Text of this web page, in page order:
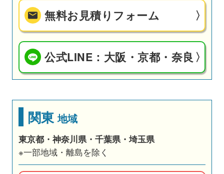
無料お見積りフォーム
公式LINE：大阪・京都・奈良
関東地域
東京都・神奈川県・千葉県・埼玉県
※一部地域・離島を除く